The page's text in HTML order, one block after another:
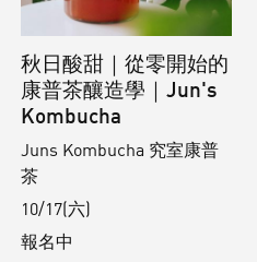
秋日酸甜｜從零開始的
康普茶釀造學｜Jun's
Kombucha
Juns Kombucha 究室康普
茶
10/17(六)
報名中